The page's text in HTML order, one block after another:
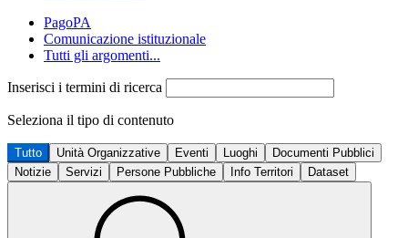
PagoPA
Comunicazione istituzionale
Tutti gli argomenti...
Inserisci i termini di ricerca
Seleziona il tipo di contenuto
Tutto Unità Organizzative Eventi Luoghi
Documenti Pubblici
Notizie
Servizi Persone Pubbliche Info Territori Dataset